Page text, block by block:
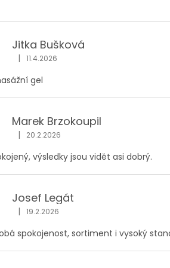
Jitka Bušková
Hodnocení obchodu je 5 z 5 hvězdiček.
| 11.4.2026
gel
Marek Brzokoupil
Hodnocení obchodu je 5 z 5 hvězdiček.
| 20.2.2026
výsledky jsou vidět asi dobrý.
Josef Legát
Hodnocení obchodu je 5 z 5 hvězdiček.
| 19.2.2026
spokojenost, sortiment i vysoký